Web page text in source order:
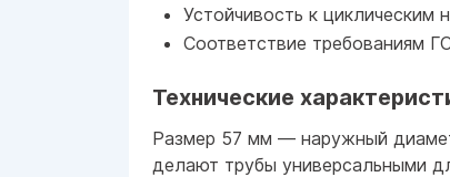
Устойчивость к циклическим
Соответствие требованиям
Технические
Размер 57 мм — наружный
делают трубы универсальными